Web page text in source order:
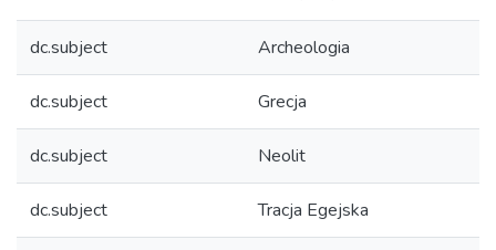
dc.subject Archeologia
dc.subject Grecja
dc.subject Neolit
dc.subject Tracja Egejska